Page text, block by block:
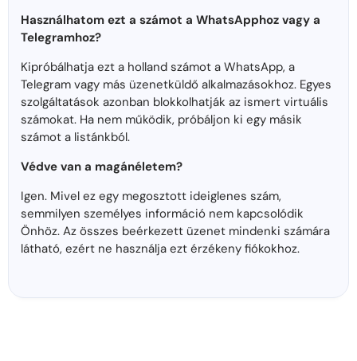
Használhatom ezt a számot a WhatsApphoz vagy a
Telegramhoz?
Kipróbálhatja ezt a holland számot a WhatsApp, a
Telegram vagy más üzenetküldő alkalmazásokhoz. Egyes
szolgáltatások azonban blokkolhatják az ismert virtuális
számokat. Ha nem működik, próbáljon ki egy másik
számot a listánkból.
Védve van a magánéletem?
Igen. Mivel ez egy megosztott ideiglenes szám,
semmilyen személyes információ nem kapcsolódik
Önhöz. Az összes beérkezett üzenet mindenki számára
látható, ezért ne használja ezt érzékeny fiókokhoz.